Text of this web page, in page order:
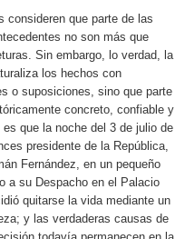
consideren que parte de las
no son más que
Sin embargo, lo verdad, la
los hechos con
o suposiciones, sino que parte
concreto, confiable y
es que la noche del 3 de julio de
presidente de la República,
Fernández, en un pequeño
a su Despacho en el Palacio
quitarse la vida mediante un
y las verdaderas causas de